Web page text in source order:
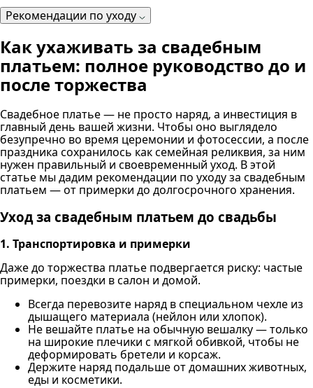
Рекомендации по уходу
Как ухаживать за свадебным
платьем: полное руководство до и
после торжества
Свадебное платье — не просто наряд, а инвестиция в
главный день вашей жизни. Чтобы оно выглядело
безупречно во время церемонии и фотосессии, а после
праздника сохранилось как семейная реликвия, за ним
нужен правильный и своевременный уход. В этой
статье мы дадим рекомендации по уходу за свадебным
платьем — от примерки до долгосрочного хранения.
Уход за свадебным платьем до свадьбы
1. Транспортировка и примерки
Даже до торжества платье подвергается риску: частые
примерки, поездки в салон и домой.
Всегда перевозите наряд в специальном чехле из
дышащего материала (нейлон или хлопок).
Не вешайте платье на обычную вешалку — только
на широкие плечики с мягкой обивкой, чтобы не
деформировать бретели и корсаж.
Держите наряд подальше от домашних животных,
еды и косметики.